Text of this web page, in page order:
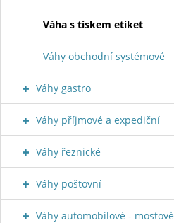
Váha s tiskem etiket
Váhy obchodní systémové
Váhy gastro
Váhy příjmové a expediční
Váhy řeznické
Váhy poštovní
Váhy automobilové - mostové